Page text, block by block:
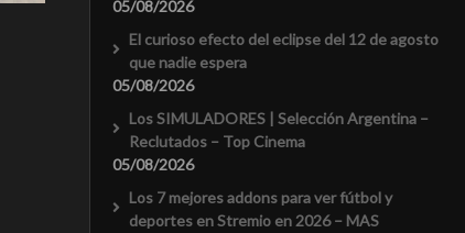
05/08/2026
El curioso efecto del eclipse del 12 de agosto
que nadie espera
05/08/2026
Los SIMULADORES | Selección Argentina –
Reclutados – Top Cinema
05/08/2026
Los 7 mejores addons para ver fútbol y
deportes en Stremio en 2026 – MAS